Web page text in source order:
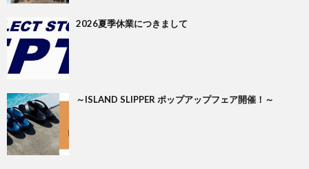
2026夏季休業につきまして
～ISLAND SLIPPER ポップアップフェア開催！～